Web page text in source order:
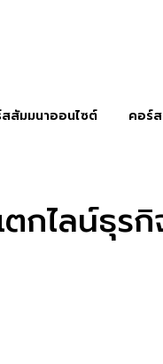
สัมมนาออนไซต์ คอร์
กไลน์ธุร